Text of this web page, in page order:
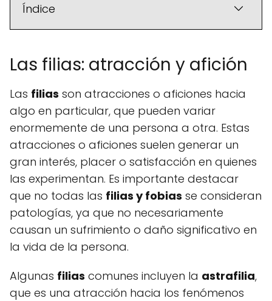
Índice
Las filias: atracción y afición
Las filias son atracciones o aficiones hacia
algo en particular, que pueden variar
enormemente de una persona a otra. Estas
atracciones o aficiones suelen generar un
gran interés, placer o satisfacción en quienes
las experimentan. Es importante destacar
que no todas las filias y fobias se consideran
patologías, ya que no necesariamente
causan un sufrimiento o daño significativo en
la vida de la persona.
Algunas filias comunes incluyen la astrafilia,
que es una atracción hacia los fenómenos